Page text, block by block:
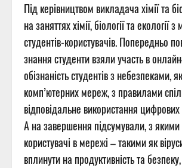
Під керівництвом викладача хімії та
на заняттях хімії, біології та
студентів-користувачів. Попередньо
знання студенти взяли участь в
обізнаність студентів з небезпеками,
комп’ютерних мереж, з правилами
відповідальне використання
А на завершення підсумували, з якими
користувачі в мережі – такими як
вплинути на продуктивність та